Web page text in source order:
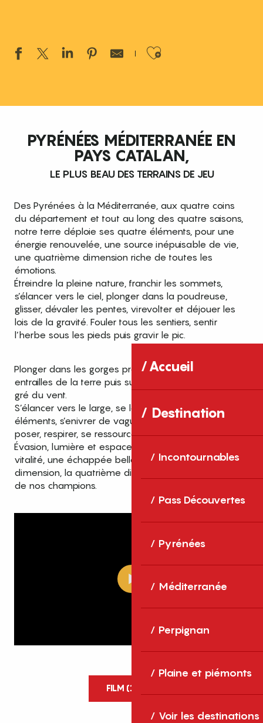
Accueil
Destination
Incontournables
Pass Découvertes
Pyrénées
Méditerranée
Perpignan
Plaine et piémonts
Voir les destinations
Ajouter aux
PYRÉNÉES MÉDITERRANÉE EN
PAYS CATALAN,
LE PLUS BEAU DES TERRAINS DE JEU
Des Pyrénées à la Méditerranée, aux quatre coins
du département et tout au long des quatre saisons,
notre terre déploie ses quatre éléments, pour une
énergie renouvelée, une source inépuisable de vie,
une quatrième dimension riche de toutes les
émotions.
Étreindre la pleine nature, franchir les sommets,
s’élancer vers le ciel, plonger dans la poudreuse,
glisser, dévaler les pentes, virevolter et déjouer les
lois de la gravité. Fouler tous les sentiers, sentir
l’herbe sous les pieds puis gravir le pic.
Plonger dans les gorges profondes, remonter des
entrailles de la terre puis survoler le département au
gré du vent.
S’élancer vers le large, se laisser porter par les
éléments, s’enivrer de vagues et de courants, puis se
poser, respirer, se ressourcer, s’ouvrir à l’horizon.
Évasion, lumière et espace, un programme gorgé de
vitalité, une échappée belle vers une autre
dimension, la quatrième dimension, terre d’élection
de nos champions.
FILM (15min)